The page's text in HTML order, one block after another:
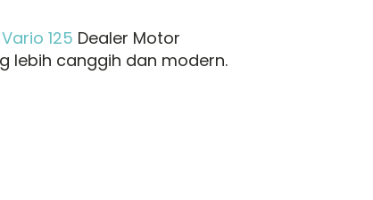
Vario 125 Dealer Motor
lebih canggih dan modern.